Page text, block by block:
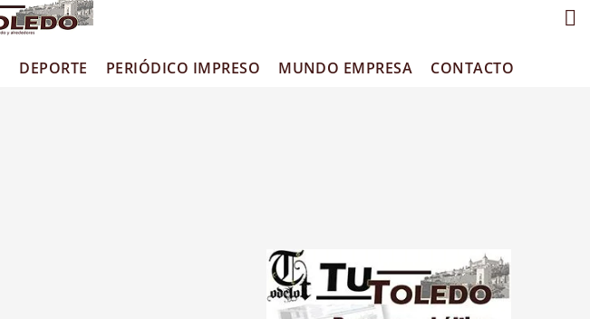
DEPORTE PERIÓDICO IMPRESO MUNDO EMPRESA CONTACTO